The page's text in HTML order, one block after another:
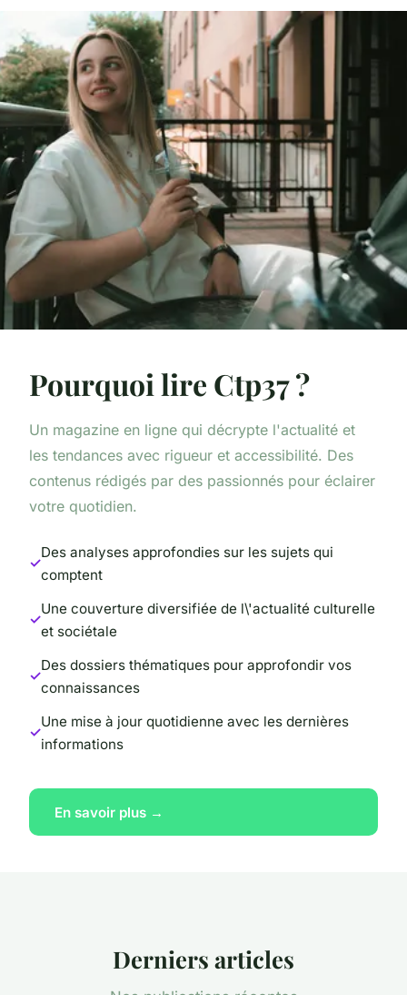
Pourquoi lire Ctp37 ?
Un magazine en ligne qui décrypte l'actualité et
les tendances avec rigueur et accessibilité. Des
contenus rédigés par des passionnés pour éclairer
votre quotidien.
Des analyses approfondies sur les sujets qui
comptent
Une couverture diversifiée de l\'actualité culturelle
et sociétale
Des dossiers thématiques pour approfondir vos
connaissances
Une mise à jour quotidienne avec les dernières
informations
En savoir plus →
Derniers articles